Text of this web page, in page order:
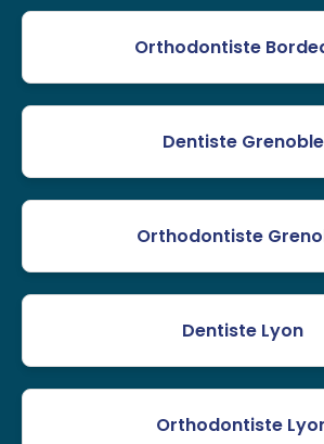
Orthodontiste
Dentiste Grenoble
Orthodontiste
Dentiste Lyon
Orthodontiste